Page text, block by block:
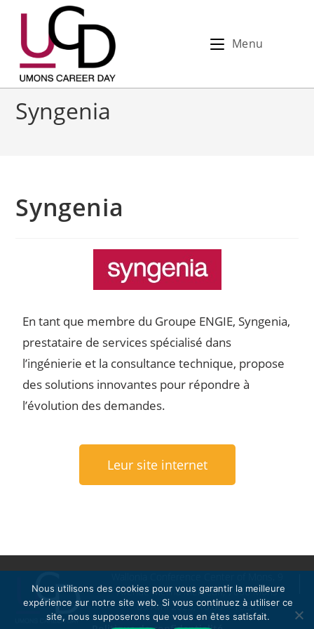
Menu
Syngenia
Syngenia
En tant que membre du Groupe ENGIE, Syngenia,
prestataire de services spécialisé dans
l’ingénierie et la consultance technique, propose
des solutions innovantes pour répondre à
l’évolution des demandes.
Leur site internet
Avenue Melina Mercouri, 7000 Mons
09 Avril 2025, 10:00 – 16:30
Nous utilisons des cookies pour vous garantir la meilleure
expérience sur notre site web. Si vous continuez à utiliser ce
site, nous supposerons que vous en êtes satisfait.